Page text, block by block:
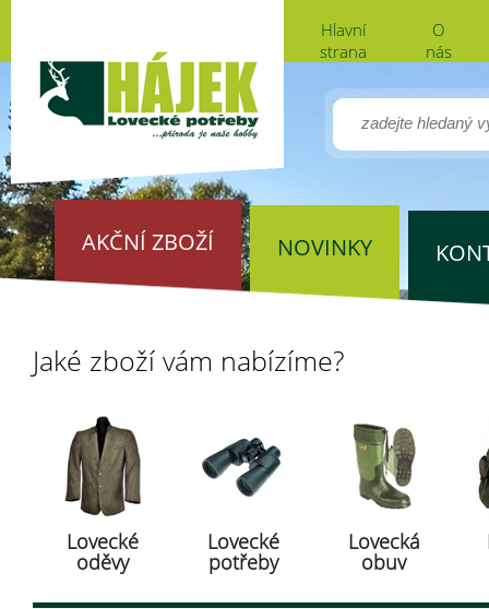
Hlavní
strana
O
nás
AKČNÍ ZBOŽÍ NOVINKY
Jaké zboží vám nabízíme?
Lovecké
oděvy
Lovecké
potřeby
Lovecká
obuv